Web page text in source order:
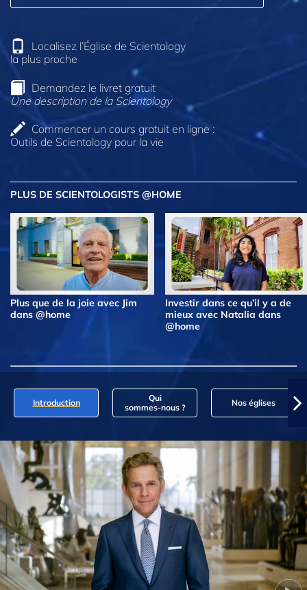
Localisez l’Église de Scientology
la plus proche
Demandez le livret gratuit
Une description de la Scientology
Commencer un cours gratuit en ligne :
Outils de Scientology pour la vie
PLUS DE SCIENTOLOGISTS @HOME
Plus que de la joie avec Jim
dans @home
Investir dans ce qu’il y a de
mieux avec Natalia dans
@home
Introduction
Qui
sommes‑nous ?
Nos églises